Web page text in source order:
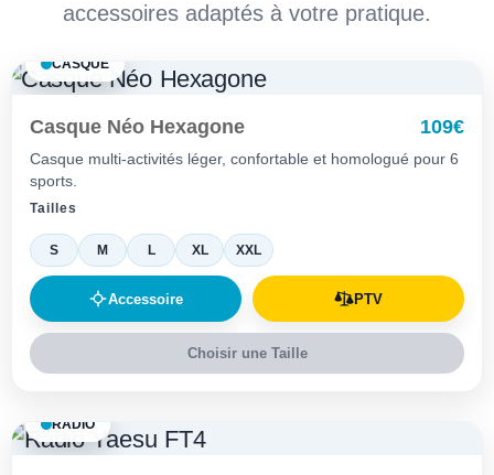
accessoires adaptés à votre pratique.
CASQUE
Casque Néo Hexagone 109€
Casque multi-activités léger, confortable et homologué pour 6
sports.
Tailles
S M L XL XXL
Accessoire PTV
Choisir une Taille
RADIO